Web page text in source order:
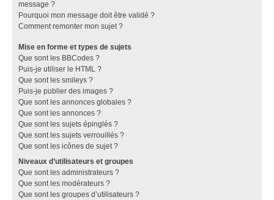
message ?
Pourquoi mon message doit être validé ?
Comment remonter mon sujet ?
Mise en forme et types de sujets
Que sont les BBCodes ?
Puis-je utiliser le HTML ?
Que sont les smileys ?
Puis-je publier des images ?
Que sont les annonces globales ?
Que sont les annonces ?
Que sont les sujets épinglés ?
Que sont les sujets verrouillés ?
Que sont les icônes de sujet ?
Niveaux d’utilisateurs et groupes
Que sont les administrateurs ?
Que sont les modérateurs ?
Que sont les groupes d’utilisateurs ?